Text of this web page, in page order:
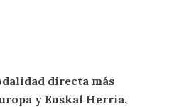
directa más
y Euskal Herria,